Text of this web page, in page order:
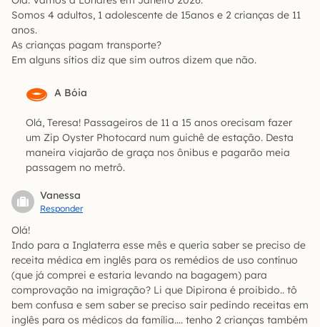
Somos 4 adultos, 1 adolescente de 15anos e 2 crianças de 11
anos.
As crianças pagam transporte?
Em alguns sítios diz que sim outros dizem que não.
A Bóia
Olá, Teresa! Passageiros de 11 a 15 anos orecisam fazer
um Zip Oyster Photocard num guichê de estação. Desta
maneira viajarão de graça nos ônibus e pagarão meia
passagem no metrô.
Vanessa
Responder
Olá!
Indo para a Inglaterra esse mês e queria saber se preciso de
receita médica em inglês para os remédios de uso contínuo
(que já comprei e estaria levando na bagagem) para
comprovação na imigração? Li que Dipirona é proibido.. tô
bem confusa e sem saber se preciso sair pedindo receitas em
inglês para os médicos da família…. tenho 2 crianças também